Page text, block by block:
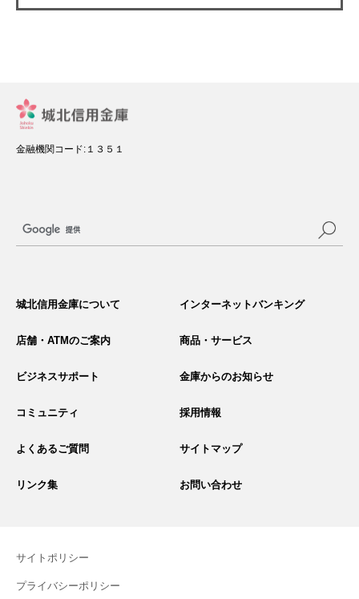
金融機関コード:１３５１
城北信用金庫について インターネットバンキング
店舗・ATMのご案内 商品・サービス
ビジネスサポート 金庫からのお知らせ
コミュニティ 採用情報
よくあるご質問 サイトマップ
リンク集 お問い合わせ
サイトポリシー
プライバシーポリシー